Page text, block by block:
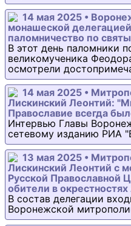
14 мая 2025 •
монашеской
паломничество по
В этот день паломники
великомученика
осмотрели
14 мая 2025 •
Лискинский Леонтий:
Православие всегда
Интервью Главы
сетевому изданию РИА
13 мая 2025 •
Лискинский Леонтий с
Русской Православной
обители в
В состав делегации
Воронежской